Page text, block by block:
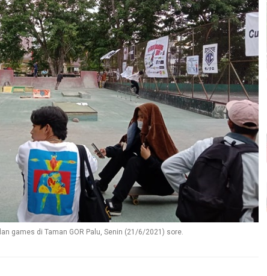
games di Taman GOR Palu, Senin (21/6/2021) sore.